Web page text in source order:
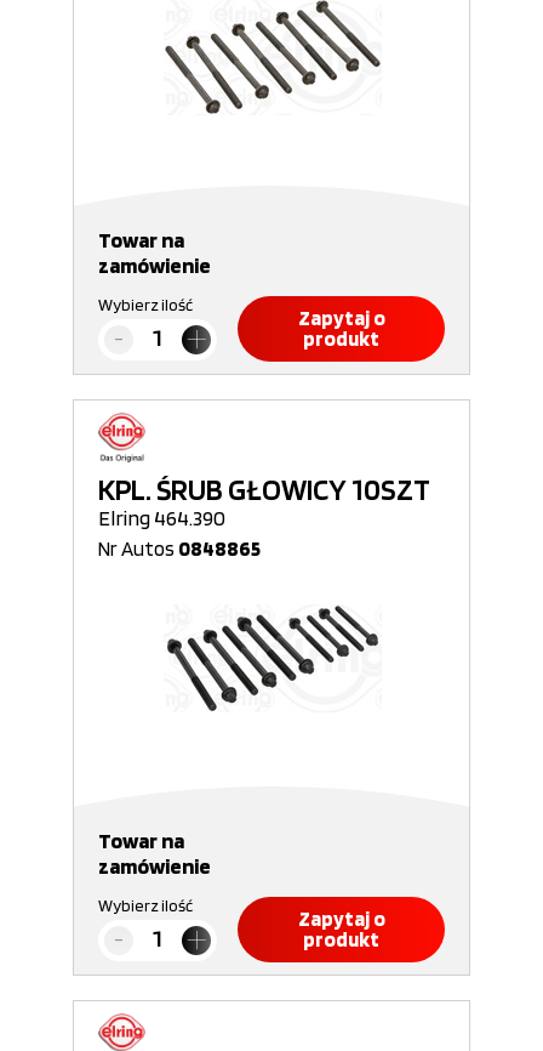
Towar na
zamówienie
Wybierz ilość
Zapytaj o
produkt
KPL. ŚRUB GŁOWICY 10SZT
Elring 464.390
Nr Autos 0848865
Towar na
zamówienie
Wybierz ilość
Zapytaj o
produkt